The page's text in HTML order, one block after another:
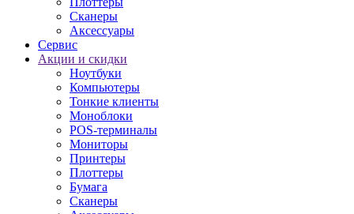
Сканеры
Аксессуары
Сервис
Акции и скидки
Ноутбуки
Компьютеры
Тонкие клиенты
Моноблоки
POS-терминалы
Мониторы
Принтеры
Плоттеры
Бумага
Сканеры